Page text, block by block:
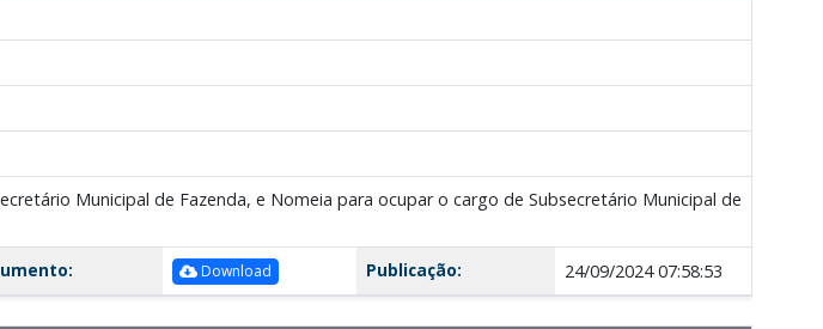
Municipal de Fazenda, e Nomeia para ocupar o cargo de Subsecretário Municipal de
Download Publicação: 24/09/2024 07:58:53